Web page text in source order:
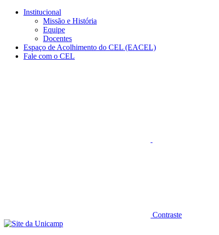
Conteúdo principal
Institucional
Missão e História
Equipe
Docentes
Espaço de Acolhimento do CEL (EACEL)
Fale com o CEL
Contraste